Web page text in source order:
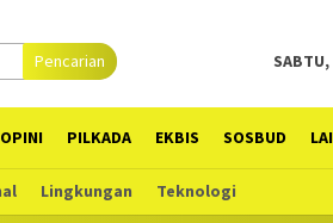
Pencarian SABTU,
OPINI PILKADA EKBIS SOSBUD
Lingkungan Teknologi